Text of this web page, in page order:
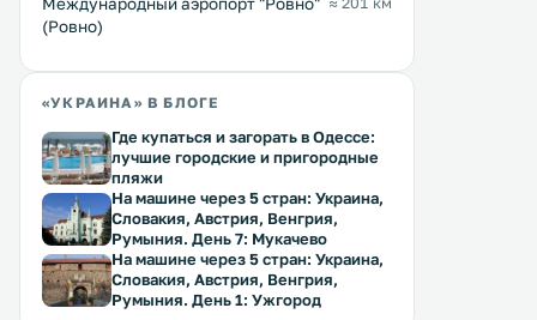
(Ровно)
«УКРАИНА» В БЛОГЕ
Где купаться и загорать в Одессе:
лучшие городские и пригородные
пляжи
На машине через 5 стран: Украина,
Словакия, Австрия, Венгрия,
Румыния. День 7: Мукачево
На машине через 5 стран: Украина,
Словакия, Австрия, Венгрия,
Румыния. День 1: Ужгород